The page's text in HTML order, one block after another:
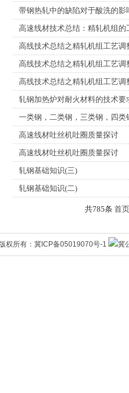
带钢热轧中的缺陷对于酸洗的影
高速线材技术总结：精轧机组的
高线技术总结之精轧机组工艺调
高线技术总结之精轧机组工艺调
高线技术总结之精轧机组工艺调
轧钢加热炉对耐火材料的技术要
一类钢，二类钢，三类钢，四类
高速线材吐丝机吐圈质量探讨
高速线材吐丝机吐圈质量探讨
轧钢基础知识(三)
轧钢基础知识(二)
共785条首
权所有： 冀ICP备05019070号-1 冀